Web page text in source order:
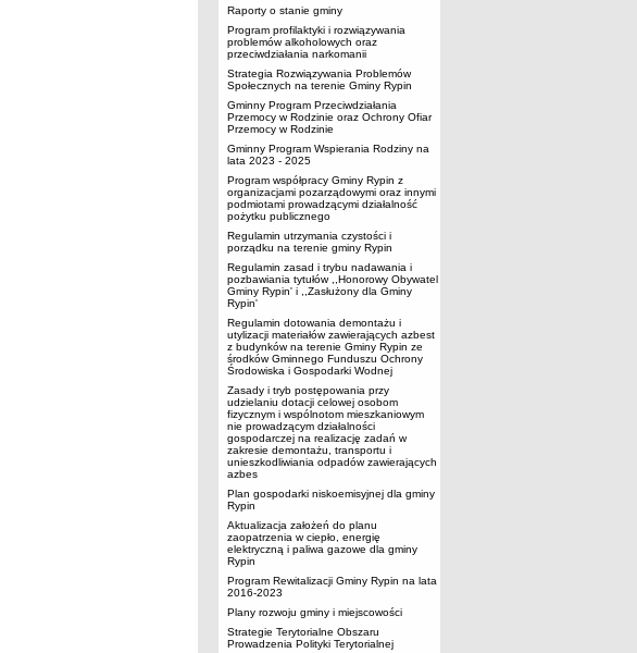
Raporty o stanie gminy
Program profilaktyki i rozwiązywania
problemów alkoholowych oraz
przeciwdziałania narkomanii
Strategia Rozwiązywania Problemów
Społecznych na terenie Gminy Rypin
Gminny Program Przeciwdziałania
Przemocy w Rodzinie oraz Ochrony Ofiar
Przemocy w Rodzinie
Gminny Program Wspierania Rodziny na
lata 2023 - 2025
Program współpracy Gminy Rypin z
organizacjami pozarządowymi oraz innymi
podmiotami prowadzącymi działalność
pożytku publicznego
Regulamin utrzymania czystości i
porządku na terenie gminy Rypin
Regulamin zasad i trybu nadawania i
pozbawiania tytułów ,,Honorowy Obywatel
Gminy Rypin' i ,,Zasłużony dla Gminy
Rypin'
Regulamin dotowania demontażu i
utylizacji materiałów zawierających azbest
z budynków na terenie Gminy Rypin ze
środków Gminnego Funduszu Ochrony
Środowiska i Gospodarki Wodnej
Zasady i tryb postępowania przy
udzielaniu dotacji celowej osobom
fizycznym i wspólnotom mieszkaniowym
nie prowadzącym działalności
gospodarczej na realizację zadań w
zakresie demontażu, transportu i
unieszkodliwiania odpadów zawierających
azbes
Plan gospodarki niskoemisyjnej dla gminy
Rypin
Aktualizacja założeń do planu
zaopatrzenia w ciepło, energię
elektryczną i paliwa gazowe dla gminy
Rypin
Program Rewitalizacji Gminy Rypin na lata
2016-2023
Plany rozwoju gminy i miejscowości
Strategie Terytorialne Obszaru
Prowadzenia Polityki Terytorialnej